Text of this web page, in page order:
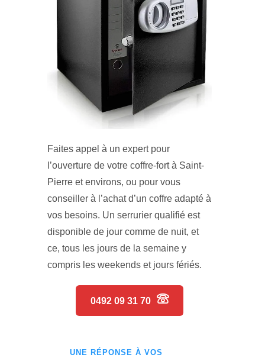
Faites appel à un expert pour
l’ouverture de votre coffre-fort à Saint-
Pierre et environs, ou pour vous
conseiller à l’achat d’un coffre adapté à
vos besoins. Un serrurier qualifié est
disponible de jour comme de nuit, et
ce, tous les jours de la semaine y
compris les weekends et jours fériés.
0492 09 31 70
UNE RÉPONSE À VOS